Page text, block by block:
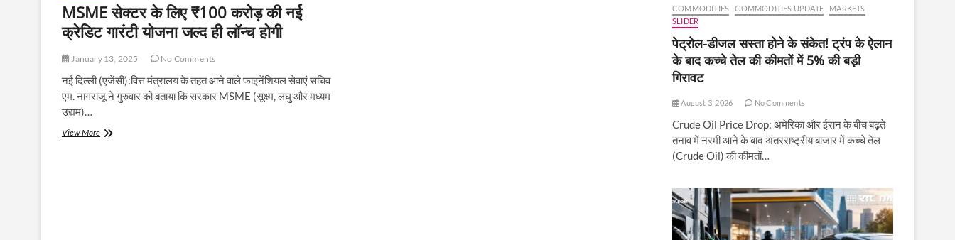
MSME सेक्टर के लिए ₹100 करोड़ की नई
क्रेडिट गारंटी योजना जल्द ही लॉन्च होगी
January 13, 2025 No Comments
नई दिल्ली (एजेंसी):वित्त मंत्रालय के तहत आने वाले फाइनेंशियल सेवाएं सचिव
एम. नागराजू ने गुरुवार को बताया कि सरकार MSME (सूक्ष्म, लघु और मध्यम
उद्यम)…
View MoreMSME
COMMODITIES COMMODITIES UPDATE
MARKETS
SLIDER
पेट्रोल-डीजल सस्ता होने के संकेत! ट्रंप के ऐलान
के बाद कच्चे तेल की कीमतों में 5% की बड़ी
गिरावट
August 3, 2026 No Comments
Crude Oil Price Drop: अमेरिका और ईरान के बीच बढ़ते
तनाव में नरमी आने के बाद अंतरराष्ट्रीय बाजार में कच्चे तेल
(Crude Oil) की कीमतों…